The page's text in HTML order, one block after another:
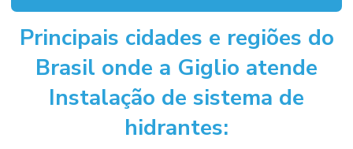
Instalação de sistema de combate a incêndio
Instalação de sistema de hidrantes
Instalação de sistema de incêndio
Manutenção sistema de alarme de incêndio
Principais cidades e regiões do
Brasil onde a Giglio atende
Instalação de sistema de
hidrantes: